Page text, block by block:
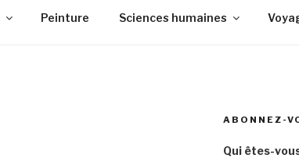
Peinture Sciences humaines
ABONNEZ-
Qui êtes-